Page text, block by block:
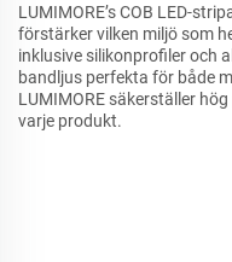
LUMIMORE’s COB LED-
förstärker vilken miljö som
inklusive silikonprofiler och
bandljus perfekta för både
LUMIMORE säkerställer
varje produkt.